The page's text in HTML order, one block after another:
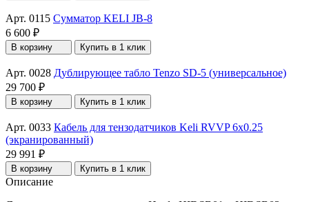
Арт. 0115 Сумматор KELI JB-8
6 600 ₽
В корзину Купить в 1 клик
Арт. 0028 Дублирующее табло Tenzo SD-5 (универсальное)
29 700 ₽
В корзину Купить в 1 клик
Арт. 0033 Кабель для тензодатчиков Keli RVVP 6x0.25
(экранированный)
29 991 ₽
В корзину Купить в 1 клик
Описание